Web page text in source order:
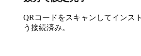
QRコードをスキャンしてインス
う接続済み。